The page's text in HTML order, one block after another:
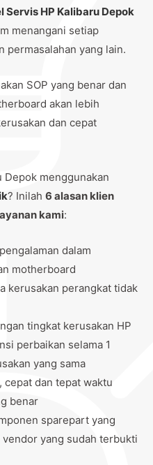
Servis HP Kalibaru Depok
menangani setiap
permasalahan yang lain.
SOP yang benar dan
akan lebih
dan cepat
Depok menggunakan
? Inilah 6 alasan klien
kami:
dalam
motherboard
kerusakan perangkat tidak
tingkat kerusakan HP
perbaikan selama 1
yang sama
dan tepat waktu
benar
sparepart yang
yang sudah terbukti